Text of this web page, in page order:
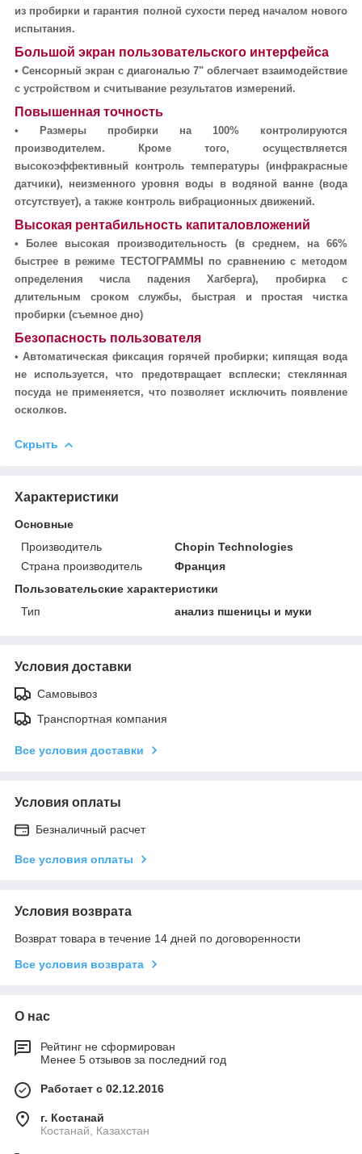
из пробирки и гарантия полной сухости перед началом нового
испытания.
Большой экран пользовательского интерфейса
• Сенсорный экран с диагональю 7" облегчает взаимодействие
с устройством и считывание результатов измерений.
Повышенная точность
•
Размеры пробирки на 100% контролируются
производителем. Кроме того, осуществляется
высокоэффективный контроль температуры (инфракрасные
датчики), неизменного уровня воды в водяной ванне (вода
отсутствует), а также контроль вибрационных движений.
Высокая рентабильность капиталовложений
•
Более высокая производительность (в среднем, на 66%
быстрее в режиме ТЕСТОГРАММЫ по сравнению с методом
определения числа падения Хагберга), пробирка с
длительным сроком службы, быстрая и простая чистка
пробирки (съемное дно)
Безопасность пользователя
• Автоматическая фиксация горячей пробирки; кипящая вода
не используется, что предотвращает всплески; стеклянная
посуда не применяется, что позволяет исключить появление
осколков.
Скрыть
Характеристики
Основные
Производитель
Chopin Technologies
Страна производитель
Франция
Пользовательские характеристики
Тип
анализ пшеницы и муки
Условия доставки
Самовывоз
Транспортная компания
Все условия доставки
Условия оплаты
Безналичный расчет
Все условия оплаты
Условия возврата
Возврат товара в течение 14 дней по договоренности
Все условия возврата
О нас
Рейтинг не сформирован
Менее 5 отзывов за последний год
Работает с 02.12.2016
г. Костанай
Костанай, Казахстан